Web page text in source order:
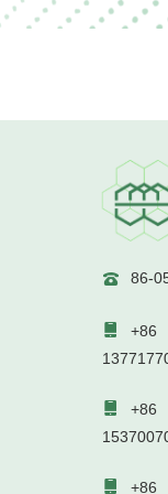
 86-

+86

+86
 +86